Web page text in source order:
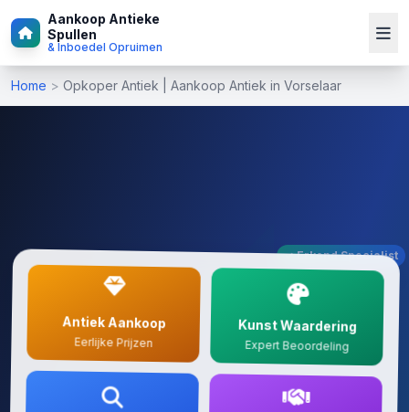
Aankoop Antieke
Spullen
& Inboedel Opruimen
Home > Opkoper Antiek | Aankoop Antiek in Vorselaar
Antiek Aankoop
Eerlijke Prijzen
Kunst Waardering
Expert Beoordeling
✓ Erkend Specialist